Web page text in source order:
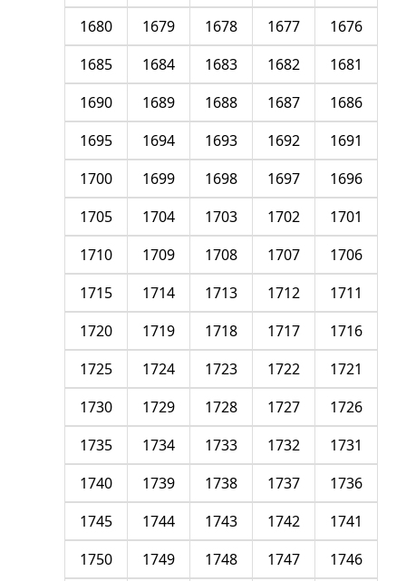
1676
1677
1678
1679
1680
1681
1682
1683
1684
1685
1686
1687
1688
1689
1690
1691
1692
1693
1694
1695
1696
1697
1698
1699
1700
1701
1702
1703
1704
1705
1706
1707
1708
1709
1710
1711
1712
1713
1714
1715
1716
1717
1718
1719
1720
1721
1722
1723
1724
1725
1726
1727
1728
1729
1730
1731
1732
1733
1734
1735
1736
1737
1738
1739
1740
1741
1742
1743
1744
1745
1746
1747
1748
1749
1750